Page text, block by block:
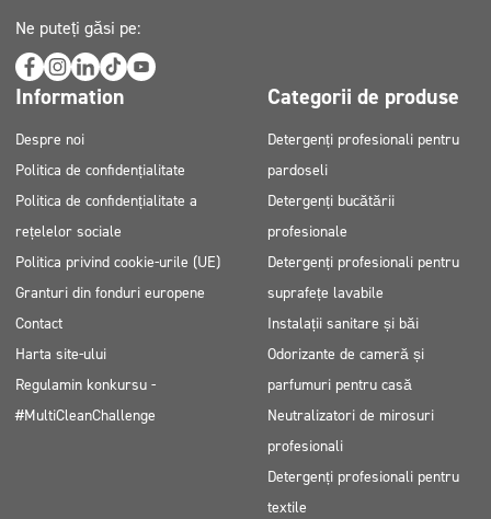
Ne puteți găsi pe:
Information
Despre noi
Politica de confidențialitate
Politica de confidențialitate a
rețelelor sociale
Politica privind cookie-urile (UE)
Granturi din fonduri europene
Contact
Harta site-ului
Regulamin konkursu -
#MultiCleanChallenge
Categorii de produse
Detergenți profesionali pentru
pardoseli
Detergenți bucătării
profesionale
Detergenți profesionali pentru
suprafețe lavabile
Instalații sanitare și băi
Odorizante de cameră și
parfumuri pentru casă
Neutralizatori de mirosuri
profesionali
Detergenți profesionali pentru
textile